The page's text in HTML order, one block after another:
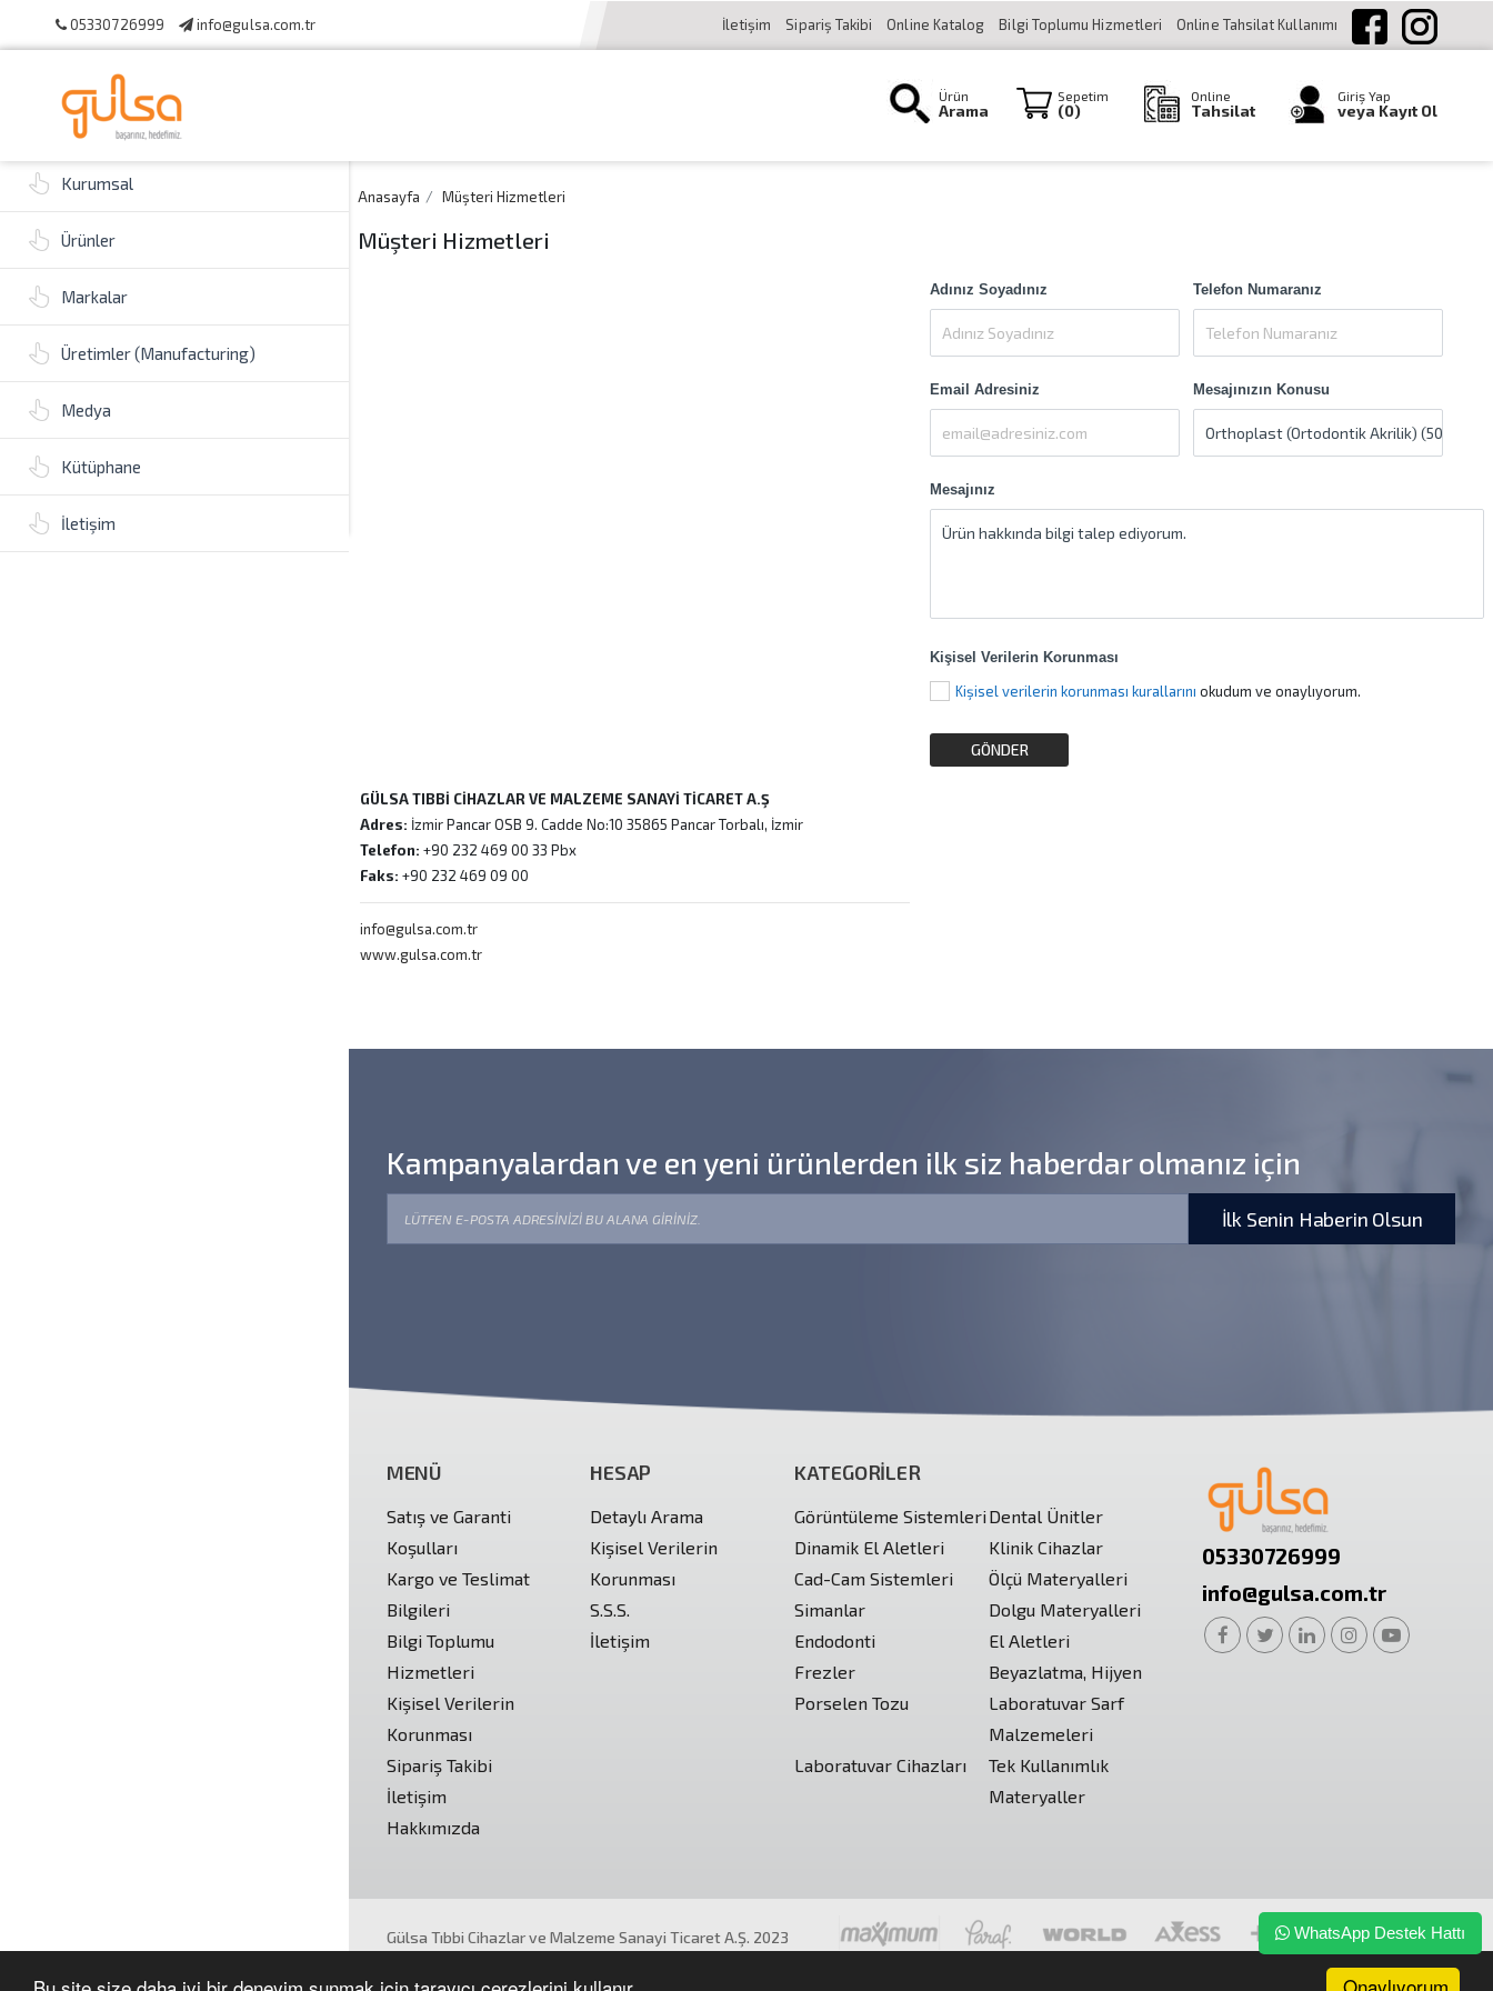
05330726999 info@gulsa.com.tr İletişim Sipariş Takibi Online Katalog Bilgi Toplumu Hizmetleri Online Tahsilat Kullanımı
Ürün
Arama
Sepetim
(0)
Online
Tahsilat
Giriş Yap
veya Kayıt Ol
Kurumsal
Ürünler
Markalar
Üretimler (Manufacturing)
Medya
Kütüphane
İletişim
Anasayfa Müşteri Hizmetleri
Müşteri Hizmetleri
GÜLSA TIBBİ CİHAZLAR VE MALZEME SANAYİ TİCARET A.Ş
Adres: İzmir Pancar OSB 9. Cadde No:10 35865 Pancar Torbalı, İzmir
Telefon: +90 232 469 00 33 Pbx
Faks: +90 232 469 09 00
info@gulsa.com.tr
www.gulsa.com.tr
Adınız Soyadınız Telefon Numaranız
Email Adresiniz Mesajınızın Konusu
Mesajınız
Kişisel Verilerin Korunması
Kişisel verilerin korunması kurallarını okudum ve onaylıyorum.
Kampanyalardan ve en yeni ürünlerden ilk siz haberdar olmanız için
İlk Senin Haberin Olsun
MENÜ
Satış ve Garanti
Koşulları
Kargo ve Teslimat
Bilgileri
Bilgi Toplumu
Hizmetleri
Kişisel Verilerin
Korunması
Sipariş Takibi
İletişim
Hakkımızda
HESAP
Detaylı Arama
Kişisel Verilerin
Korunması
S.S.S.
İletişim
KATEGORİLER
Görüntüleme Sistemleri Dental Ünitler
Dinamik El Aletleri
Klinik Cihazlar
Cad-Cam Sistemleri
Ölçü Materyalleri
Simanlar
Dolgu Materyalleri
Endodonti
El Aletleri
Frezler
Beyazlatma, Hijyen
Porselen Tozu
Laboratuvar Sarf
Malzemeleri
Laboratuvar Cihazları
Tek Kullanımlık
Materyaller
05330726999
info@gulsa.com.tr
Gülsa Tıbbi Cihazlar ve Malzeme Sanayi Ticaret A.Ş. 2023
Tüm hakları saklıdır.
WhatsApp Destek Hattı